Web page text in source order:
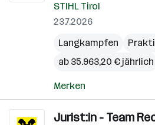
STIHL Tirol
23.7.2026
Langkampfen
ab 35.963,20 € jährlich
Merken
Jurist:in - Team